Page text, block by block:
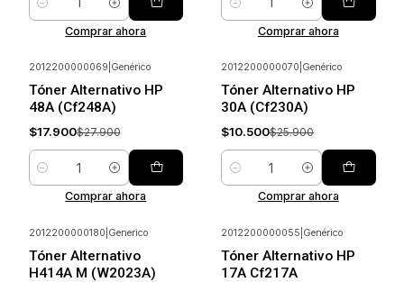
Cantidad
Comprar ahora
Cantidad
Comprar ahora
2012200000069 Genérico
Tóner Alternativo HP
48A (Cf248A)
$17.900$27.900
Cantidad
Comprar ahora
2012200000070 Genérico
Tóner Alternativo HP
30A (Cf230A)
$10.500$25.900
Cantidad
Comprar ahora
2012200000180 Generico
Tóner Alternativo
H414A M (W2023A)
2012200000055 Genérico
Tóner Alternativo HP
17A Cf217A